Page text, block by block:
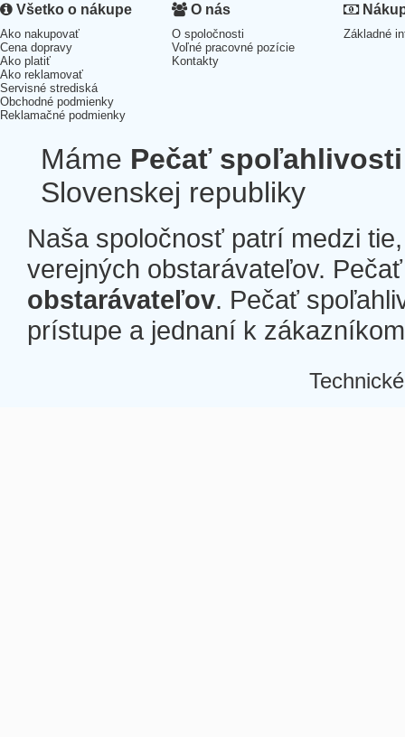
Všetko o nákupe
Ako nakupovať
Cena dopravy
Ako platiť
Ako reklamovať
Servisné strediská
Obchodné podmienky
Reklamačné podmienky
O nás
O spoločnosti
Voľné pracovné pozície
Kontakty
Základné
Máme Pečať spoľahlivosti
Slovenskej republiky
Naša spoločnosť patrí medzi
verejných obstarávateľov.
obstarávateľov. Pečať
prístupe a jednaní k